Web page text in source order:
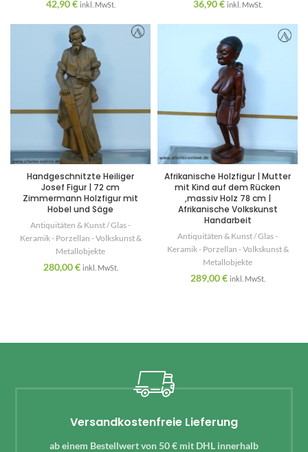
42,90€ inkl. MwSt. 36,90€ inkl. MwSt.
Handgeschnitzte Heiliger
Josef Figur | 72 cm
Zimmermann Holzfigur mit
Hobel und Säge
Antiquitäten & Kunst / Glas -
Keramik - Porzellan - Volkskunst &
Metallobjekte
280,00€ inkl. MwSt.
Afrikanische Holzfigur | Mutter
mit Kind auf dem Rücken
,massiv Holz 78 cm |
Afrikanische Volkskunst
Handarbeit
Antiquitäten & Kunst / Glas -
Keramik - Porzellan - Volkskunst &
Metallobjekte
289,00€ inkl. MwSt.
Versandkostenfreie Lieferung
ab einem Bestellwert von 50 € mit DHL innerhalb